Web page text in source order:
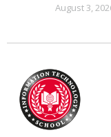
August 3,